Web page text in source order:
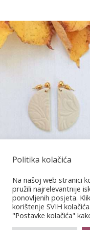
Coffee cream 10
14,00
Politika kolačića
Na našoj web stranici
pružili najrelevantnije
ponovljenih posjeta.
korištenje SVIH
"Postavke kolačića"